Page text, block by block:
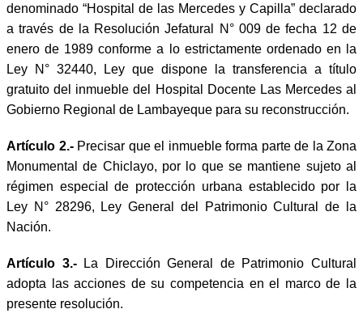
denominado “Hospital de las Mercedes y Capilla” declarado
a través de la Resolución Jefatural N° 009 de fecha 12 de
enero de 1989 conforme a lo estrictamente ordenado en la
Ley N° 32440, Ley que dispone la transferencia a título
gratuito del inmueble del Hospital Docente Las Mercedes al
Gobierno Regional de Lambayeque para su reconstrucción.
Artículo 2.- Precisar que el inmueble forma parte de la Zona
Monumental de Chiclayo, por lo que se mantiene sujeto al
régimen especial de protección urbana establecido por la
Ley N° 28296, Ley General del Patrimonio Cultural de la
Nación.
Artículo 3.-
La Dirección General de Patrimonio Cultural
adopta las acciones de su competencia en el marco de la
presente resolución.